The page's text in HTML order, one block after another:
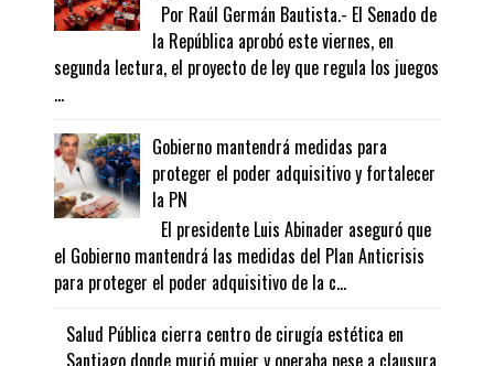
Por Raúl Germán Bautista.- El Senado de
la República aprobó este viernes, en
segunda lectura, el proyecto de ley que regula los juegos
...
Gobierno mantendrá medidas para
proteger el poder adquisitivo y fortalecer
la PN
El presidente Luis Abinader aseguró que
el Gobierno mantendrá las medidas del Plan Anticrisis
para proteger el poder adquisitivo de la c...
Salud Pública cierra centro de cirugía estética en
Santiago donde murió mujer y operaba pese a clausura